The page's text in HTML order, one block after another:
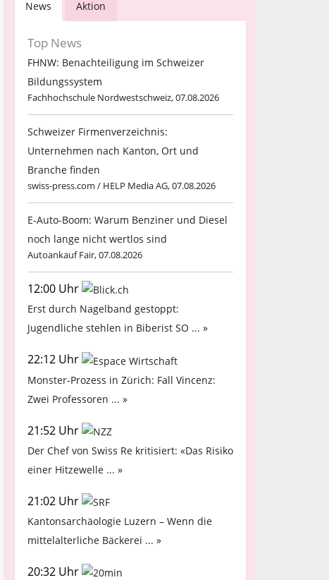
News Aktion
Top News
FHNW: Benachteiligung im Schweizer
Bildungssystem
Fachhochschule Nordwestschweiz, 07.08.2026
Schweizer Firmenverzeichnis:
Unternehmen nach Kanton, Ort und
Branche finden
swiss-press.com / HELP Media AG, 07.08.2026
E-Auto-Boom: Warum Benziner und Diesel
noch lange nicht wertlos sind
Autoankauf Fair, 07.08.2026
12:00 Uhr
Erst durch Nagelband gestoppt:
Jugendliche stehlen in Biberist SO ... »
22:12 Uhr
Monster-Prozess in Zürich: Fall Vincenz:
Zwei Professoren ... »
21:52 Uhr
Der Chef von Swiss Re kritisiert: «Das Risiko
einer Hitzewelle ... »
21:02 Uhr
Kantonsarchäologie Luzern – Wenn die
mittelalterliche Bäckerei ... »
20:32 Uhr